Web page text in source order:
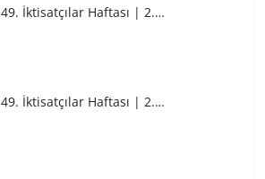
49. İktisatçılar Haftası | 2.…
49. İktisatçılar Haftası | 2.…